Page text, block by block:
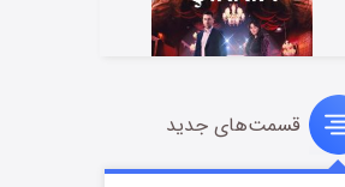
سریال زشت
قسمت۲ (زیرنویس) منتشر شد
قسمت‌های جدید